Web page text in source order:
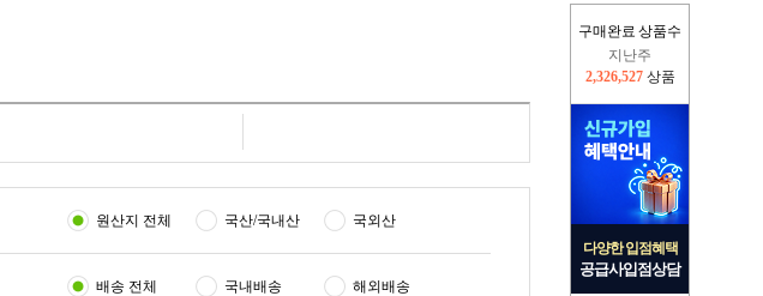
구매완료 상품수
이번주
2,298,010 상품
다양한 입점혜택
공급사입점상담
원산지 전체 국산/국내산 국외산
배송 전체 국내배송 해외배송